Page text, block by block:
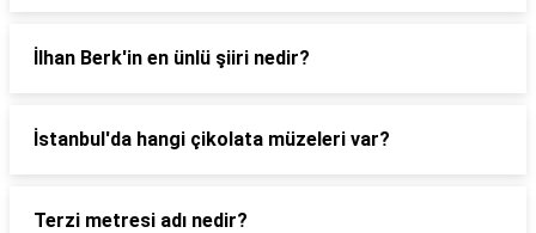
İlhan Berk'in en ünlü şiiri nedir?
İstanbul'da hangi çikolata müzeleri var?
Terzi metresi adı nedir?